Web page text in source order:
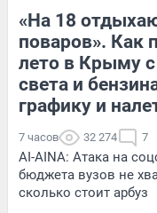
«На 18
поваров». Как
лето в Крыму
света и
графику и
7 часов 32 274 7
AI-AINA: Атака на
бюджета вузов не
сколько стоит арбуз